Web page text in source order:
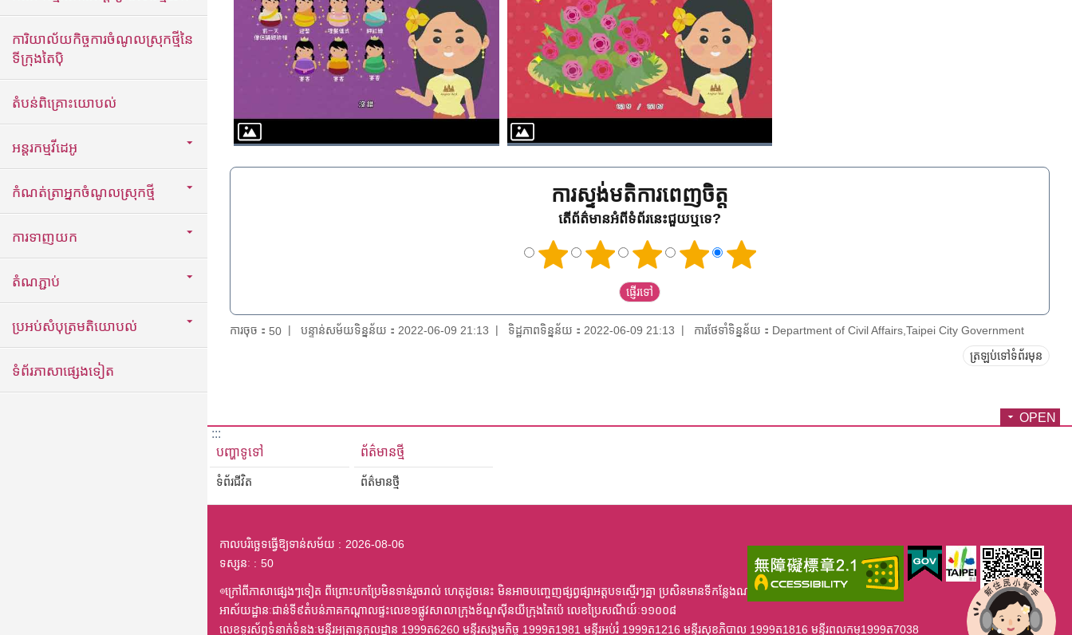
ការិយាល័យកិច្ចការចំណូលស្រុកថ្មីនៃ
ទីក្រុងតៃប៉ិ
តំបន់ពិគ្រោះយោបល់
អន្តរកម្មវីដេអូ
កំណត់ត្រាអ្នកចំណូលស្រុកថ្មី
ការទាញយក
តំណភ្ជាប់
ប្រអប់សំបុត្រមតិយោបល់
ទំព័រភាសាផ្សេងទៀត
ការស្ទង់មតិការពេញចិត្ត
តើព័ត៌មានអំពីទំព័រនេះជួយឬទេ?
ការចុច： 50 បន្ទាន់សម័យទិន្នន័យ：2022-06-09 21:13 ទិដ្ឋភាពទិន្នន័យ：2022-06-09 21:13 ការថែទាំទិន្នន័យ：Department of Civil Affairs,Taipei City Government
ត្រឡប់ទៅទំព័រមុន
OPEN
:::
បញ្ហាទូទៅ
ទំព័រជីវិត
ព័ត៌មានថ្មី
ព័ត៌មានថ្មី
កាលបរិច្ឆេទធ្វើឱ្យទាន់សម័យ
2026-08-06
ទស្សនៈ
50
◎ក្រៅពីភាសាផ្សេងៗទៀត ពីព្រោះបកប្រែមិនទាន់រួចរាល់ ហេតុដូចនេះ មិនអាចបញ្ចេញផ្សព្វផ្សាអត្តបទស្មើរៗគ្នា ប្រសិនមានទីកន្លែងណាខ្វះខាត់ សូមមេតាអនុង្គ្រោះ។
អាស័យដ្ឋានៈជាន់ទី៩តំបន់ភាគកណ្តាលផ្ទះលេខ១ផ្លូវសាលាក្រុងខ័ណ្ឌស៊ីនយីក្រុងតៃប៉េ លេខប្រៃសណីយ៍ៈ១១០០៨
លេខទូរស័ព្ទទំនាក់ទំនងៈមន្ទីរអត្រានុកូលដ្ឋាន 1999ត6260 មន្ទីរសង្គមកិច្ច 1999ត1981 មន្ទីរអប់រំ 1999ត1216 មន្ទីរសុខភិបាល 1999ត1816 មន្ទីរពលកម្ម1999ត7038